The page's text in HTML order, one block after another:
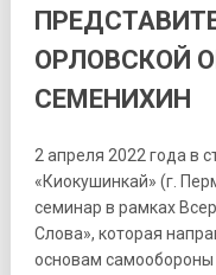
ОРЛОВСКОЙ
СЕМЕНИХИН
2 апреля 2022 года в
«Киокушинкай» (г.
семинар в рамках
Слова», которая
основам